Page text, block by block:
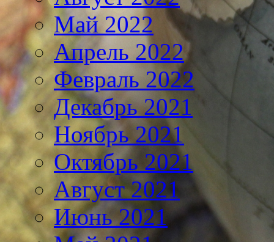
Май 2022
Апрель 2022
Февраль 2022
Декабрь 2021
Ноябрь 2021
Октябрь 2021
Август 2021
Июнь 2021